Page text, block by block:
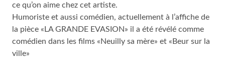
ce qu’on aime chez cet artiste.
Humoriste et aussi comédien, actuellement à l’affiche de
la pièce «LA GRANDE EVASION» il a été révélé comme
comédien dans les films «Neuilly sa mère» et «Beur sur la
ville»